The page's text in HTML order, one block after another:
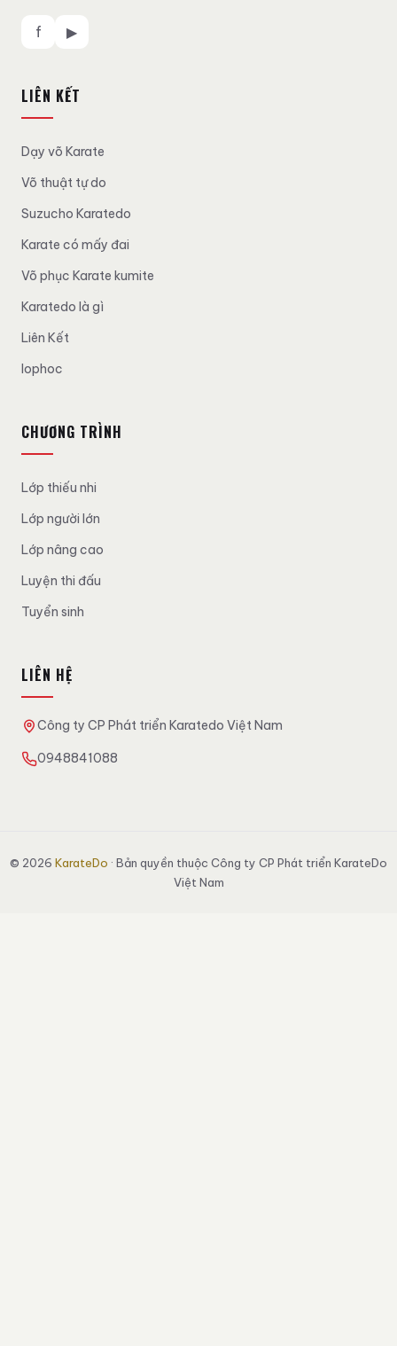
f ▶
LIÊN KẾT
Dạy võ Karate
Võ thuật tự do
Suzucho Karatedo
Karate có mấy đai
Võ phục Karate kumite
Karatedo là gì
Liên Kết
lophoc
CHƯƠNG TRÌNH
Lớp thiếu nhi
Lớp người lớn
Lớp nâng cao
Luyện thi đấu
Tuyển sinh
LIÊN HỆ
Công ty CP Phát triển Karatedo Việt Nam
0948841088
© 2026 KarateDo · Bản quyền thuộc Công ty CP Phát triển KarateDo
Việt Nam